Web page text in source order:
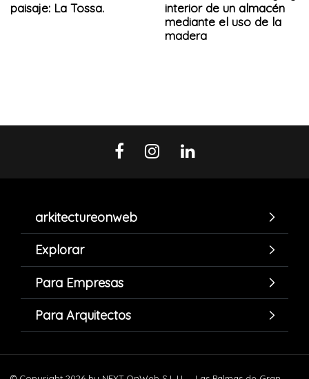
paisaje: La Tossa.
interior de un almacén
mediante el uso de la
madera
arkitectureonweb
Explorar
Para Empresas
Para Arquitectos